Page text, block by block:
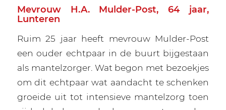
Mevrouw H.A. Mulder-Post, 64 jaar,
Lunteren
Ruim 25 jaar heeft mevrouw Mulder-Post
een ouder echtpaar in de buurt bijgestaan
als mantelzorger. Wat begon met bezoekjes
om dit echtpaar wat aandacht te schenken
groeide uit tot intensieve mantelzorg toen